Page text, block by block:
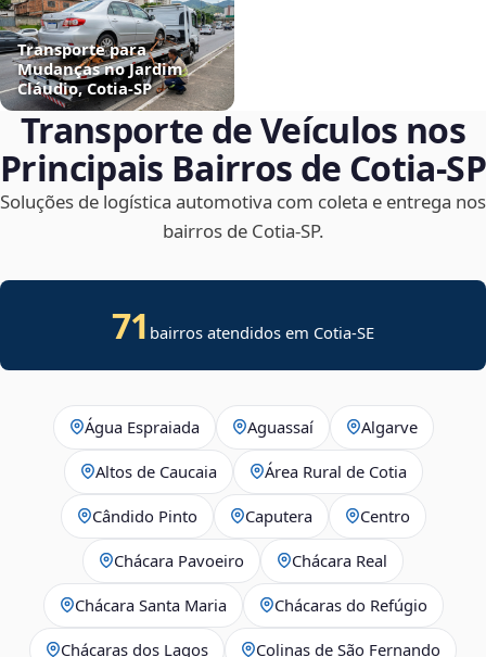
Transporte para
Mudanças no Jardim
Cláudio, Cotia‑SP
Transporte de Veículos nos
Principais Bairros de Cotia‑SP
Soluções de logística automotiva com coleta e entrega nos
bairros de Cotia‑SP.
71 bairros atendidos em Cotia-SE
Água Espraiada Aguassaí Algarve
Altos de Caucaia Área Rural de Cotia
Cândido Pinto Caputera Centro
Chácara Pavoeiro Chácara Real
Chácara Santa Maria Chácaras do Refúgio
Chácaras dos Lagos Colinas de São Fernando